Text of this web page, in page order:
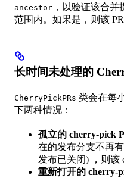
ancestor ，以验证该合
范围内。如果是，则该
长时间未处理的
CherryPickPRs 类会在每
下两种情况：
孤立的 cherry-pick
在的发布分支不再
发布已关闭) ，则该
重新打开的 cherry-